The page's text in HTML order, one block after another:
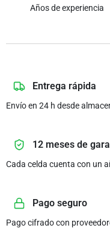
Años de experiencia
Entrega rápida
Envío en 24 h desde
12 meses de
Cada celda cuenta con un
Pago seguro
Pago cifrado con